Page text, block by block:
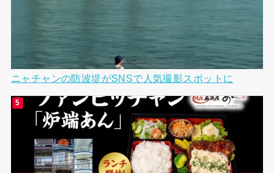
ニャチャンの防波堤がSNSで人気撮影スポットに